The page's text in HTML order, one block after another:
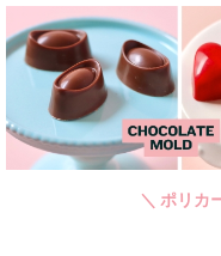
＼ ポリカ